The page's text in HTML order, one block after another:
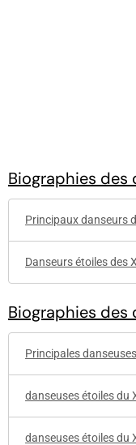
Biographies des
Principaux danseurs
Danseurs étoiles des
Biographies des
Principales
danseuses étoiles du
danseuses étoiles du